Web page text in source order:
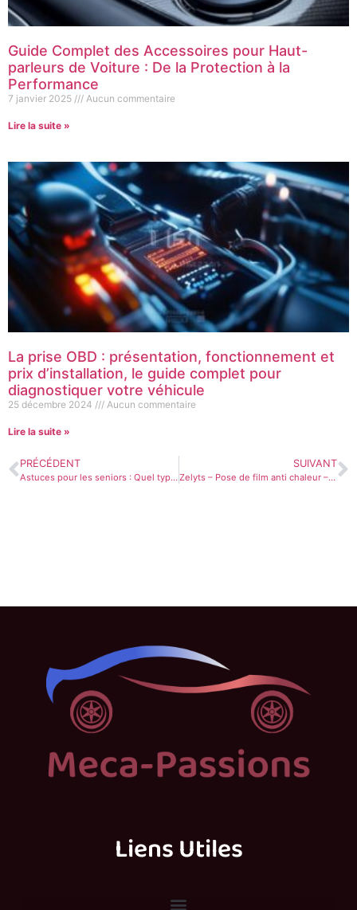
Guide Complet des Accessoires pour Haut-
parleurs de Voiture : De la Protection à la
Performance
7 janvier 2025 Aucun commentaire
Lire la suite »
La prise OBD : présentation, fonctionnement et
prix d’installation, le guide complet pour
diagnostiquer votre véhicule
25 décembre 2024 Aucun commentaire
Lire la suite »
PRÉCÉDENT
Astuces pour les seniors : Quel type d’assurance automobile choisir pour faire des économies ?
SUIVANT
Zelyts – Pose de film anti chaleur – Montpellier 34
Liens Utiles